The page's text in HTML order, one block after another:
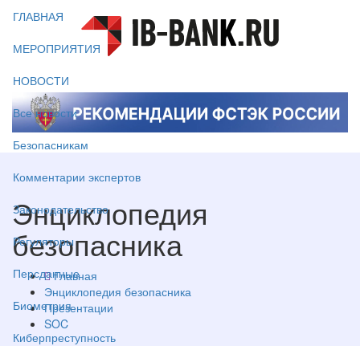
ГЛАВНАЯ
МЕРОПРИЯТИЯ
НОВОСТИ
Все новости
Безопасникам
Комментарии экспертов
Законодательство
Регуляторы
Персданные
Биометрия
Киберпреступность
Энциклопедия
безопасника
Главная
Энциклопедия безопасника
Презентации
SOC